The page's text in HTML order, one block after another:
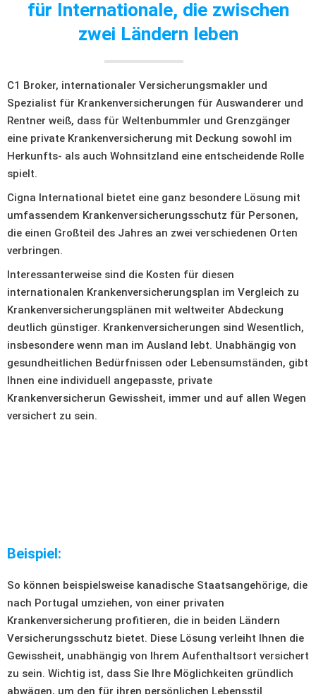
für Internationale, die zwischen
zwei Ländern leben
C1 Broker, internationaler Versicherungsmakler und
Spezialist für Krankenversicherungen für Auswanderer und
Rentner weiß, dass für Weltenbummler und Grenzgänger
eine private Krankenversicherung mit Deckung sowohl im
Herkunfts- als auch Wohnsitzland eine entscheidende Rolle
spielt.
Cigna International bietet eine ganz besondere Lösung mit
umfassendem Krankenversicherungsschutz für Personen,
die einen Großteil des Jahres an zwei verschiedenen Orten
verbringen.
Interessanterweise sind die Kosten für diesen
internationalen Krankenversicherungsplan im Vergleich zu
Krankenversicherungsplänen mit weltweiter Abdeckung
deutlich günstiger. Krankenversicherungen sind Wesentlich,
insbesondere wenn man im Ausland lebt. Unabhängig von
gesundheitlichen Bedürfnissen oder Lebensumständen, gibt
Ihnen eine individuell angepasste, private
Krankenversicherun Gewissheit, immer und auf allen Wegen
versichert zu sein.
Beispiel:
So können beispielsweise kanadische Staatsangehörige, die
nach Portugal umziehen, von einer privaten
Krankenversicherung profitieren, die in beiden Ländern
Versicherungsschutz bietet. Diese Lösung verleiht Ihnen die
Gewissheit, unabhängig von Ihrem Aufenthaltsort versichert
zu sein. Wichtig ist, dass Sie Ihre Möglichkeiten gründlich
abwägen, um den für ihren persönlichen Lebensstil